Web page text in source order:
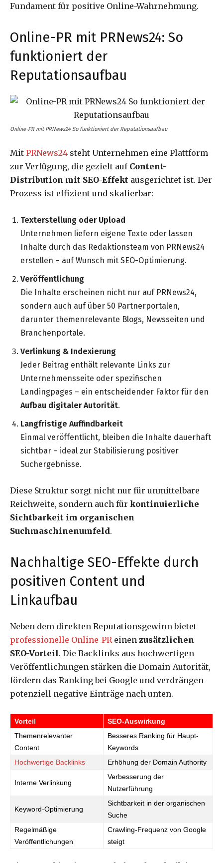
Fundament für positive Online-Wahrnehmung.
Online-PR mit PRNews24: So
funktioniert der
Reputationsaufbau
Online-PR mit PRNews24 So funktioniert der Reputationsaufbau
Mit PRNews24 steht Unternehmen eine Plattform
zur Verfügung, die gezielt auf Content-
Distribution mit SEO-Effekt ausgerichtet ist. Der
Prozess ist effizient und skalierbar:
Texterstellung oder Upload
Unternehmen liefern eigene Texte oder lassen
Inhalte durch das Redaktionsteam von PRNews24
erstellen – auf Wunsch mit SEO-Optimierung.
Veröffentlichung
Die Inhalte erscheinen nicht nur auf PRNews24,
sondern auch auf über 50 Partnerportalen,
darunter themenrelevante Blogs, Newsseiten und
Branchenportale.
Verlinkung & Indexierung
Jeder Beitrag enthält relevante Links zur
Unternehmensseite oder spezifischen
Landingpages – ein entscheidender Faktor für den
Aufbau digitaler Autorität.
Langfristige Auffindbarkeit
Einmal veröffentlicht, bleiben die Inhalte dauerhaft
sichtbar – ideal zur Stabilisierung positiver
Suchergebnisse.
Diese Struktur sorgt nicht nur für unmittelbare
Reichweite, sondern auch für kontinuierliche
Sichtbarkeit im organischen
Suchmaschinenumfeld.
Nachhaltige SEO-Effekte durch
positiven Content und
Linkaufbau
Neben dem direkten Reputationsgewinn bietet
professionelle Online-PR einen zusätzlichen
SEO-Vorteil. Die Backlinks aus hochwertigen
Veröffentlichungen stärken die Domain-Autorität,
fördern das Ranking bei Google und verdrängen
potenziell negative Einträge nach unten.
Vorteil
SEO-Auswirkung
Themenrelevanter
Content
Besseres Ranking für Haupt-
Keywords
Hochwertige Backlinks
Erhöhung der Domain Authority
Interne Verlinkung
Verbesserung der
Nutzerführung
Keyword-Optimierung
Sichtbarkeit in der organischen
Suche
Regelmäßige
Veröffentlichungen
Crawling-Frequenz von Google
steigt